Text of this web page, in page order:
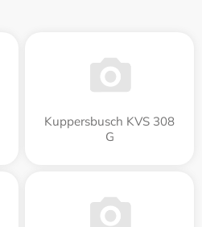
Kuppersbusch KVS 308
G